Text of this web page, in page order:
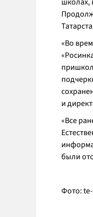
«Во
и
«Все
были
Фото: